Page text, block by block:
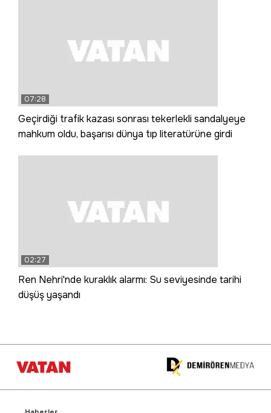
07:28
Geçirdiği trafik kazası sonrası tekerlekli sandalyeye
mahkum oldu, başarısı dünya tıp literatürüne girdi
02:27
Ren Nehri'nde kuraklık alarmı: Su seviyesinde tarihi
düşüş yaşandı